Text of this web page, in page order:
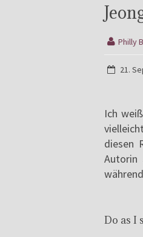
Philly
21.
Ich
diesen
Autorin
Do as I